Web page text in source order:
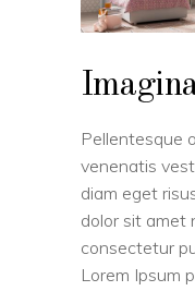
Pellentesque
venenatis
diam eget
dolor sit amet
consectetur
Lorem Ipsum